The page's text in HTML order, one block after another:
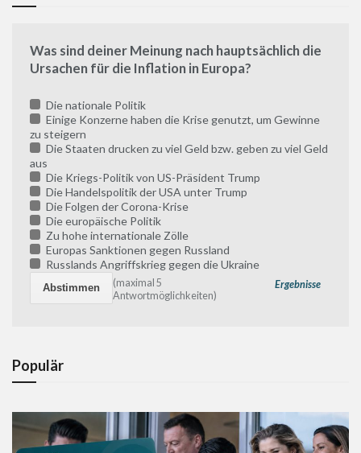
Was sind deiner Meinung nach hauptsächlich die
Ursachen für die Inflation in Europa?
Die nationale Politik
Einige Konzerne haben die Krise genutzt, um Gewinne
zu steigern
Die Staaten drucken zu viel Geld bzw. geben zu viel Geld
aus
Die Kriegs-Politik von US-Präsident Trump
Die Handelspolitik der USA unter Trump
Die Folgen der Corona-Krise
Die europäische Politik
Zu hohe internationale Zölle
Europas Sanktionen gegen Russland
Russlands Angriffskrieg gegen die Ukraine
Ergebnisse
(maximal 5
Antwortmöglichkeiten)
Populär